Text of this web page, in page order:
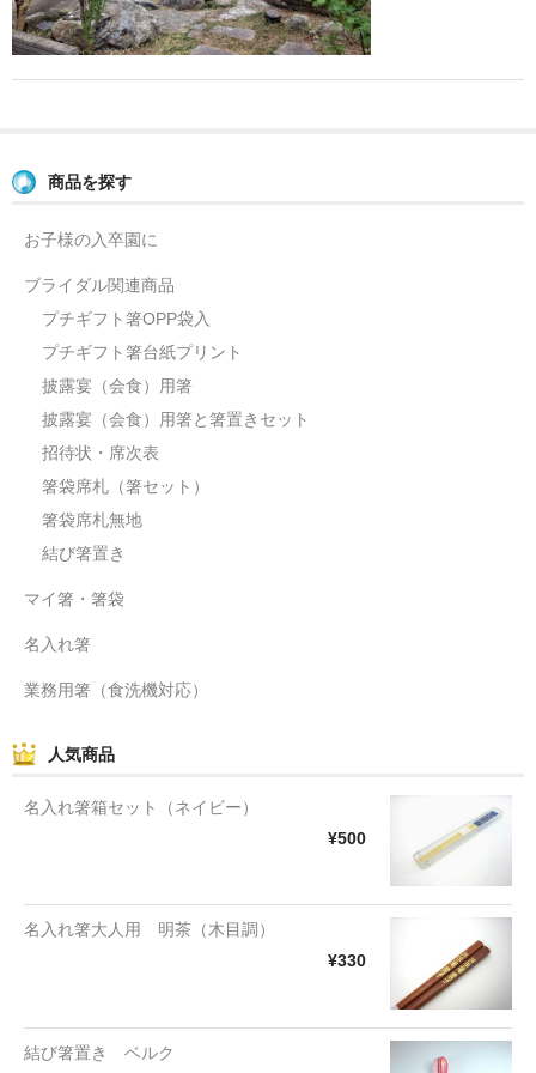
よくあるご質問
商品を探す
お子様の入卒園に
ブライダル関連商品
プチギフト箸OPP袋入
プチギフト箸台紙プリント
披露宴（会食）用箸
披露宴（会食）用箸と箸置きセット
招待状・席次表
箸袋席札（箸セット）
箸袋席札無地
結び箸置き
マイ箸・箸袋
名入れ箸
業務用箸（食洗機対応）
人気商品
名入れ箸箱セット（ネイビー）
¥500
名入れ箸大人用 明茶（木目調）
¥330
結び箸置き ベルク